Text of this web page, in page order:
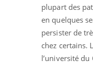
plupart des
en quelques
persister de
chez certains.
l’université